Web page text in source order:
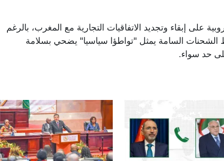
على إبقاء وتجديد الاتفاقيات التجارية مع المغرب، بالرغم
الشحنات السامة يمثل "تواطؤا سياسيا" يضحي بسلامة
حد سواء.